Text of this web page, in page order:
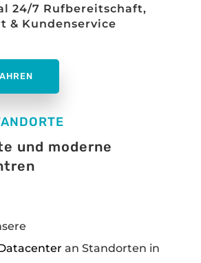
24/7 Rufbereitschaft,
& Kundenservice
und moderne
an Standorten in